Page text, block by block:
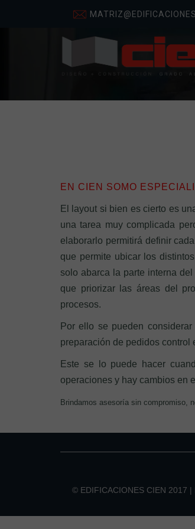
EN CIEN SOMO
El layout si bien es cierto es
una tarea muy complicada
elaborarlo permitirá definir
que permite ubicar los
solo abarca la parte interna
que priorizar las áreas del
procesos.
Por ello se pueden
preparación de pedidos control
Este se lo puede hacer
operaciones y hay cambios en
Brindamos asesoría sin compromiso,
© EDIFICACIONES CIEN 2017 |